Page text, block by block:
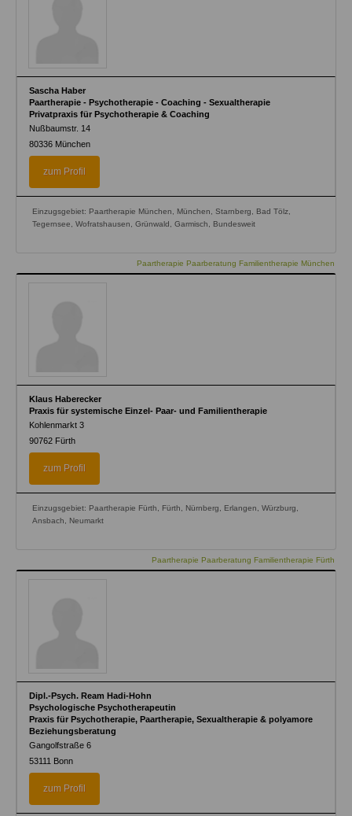
Sascha Haber
Paartherapie - Psychotherapie - Coaching - Sexualtherapie
Privatpraxis für Psychotherapie & Coaching
Nußbaumstr. 14
80336 München
zum Profil
Einzugsgebiet: Paartherapie München, München, Starnberg, Bad Tölz,
Tegernsee, Wofratshausen, Grünwald, Garmisch, Bundesweit
Paartherapie Paarberatung Familientherapie München
Klaus Haberecker
Praxis für systemische Einzel- Paar- und Familientherapie
Kohlenmarkt 3
90762 Fürth
zum Profil
Einzugsgebiet: Paartherapie Fürth, Fürth, Nürnberg, Erlangen, Würzburg,
Ansbach, Neumarkt
Paartherapie Paarberatung Familientherapie Fürth
Dipl.-Psych. Ream Hadi-Hohn
Psychologische Psychotherapeutin
Praxis für Psychotherapie, Paartherapie, Sexualtherapie & polyamore
Beziehungsberatung
Gangolfstraße 6
53111 Bonn
zum Profil